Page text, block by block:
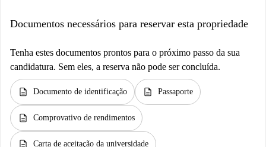
Documentos necessários para reservar esta propriedade
Tenha estes documentos prontos para o próximo passo da sua
candidatura. Sem eles, a reserva não pode ser concluída.
description Documento de identificação description Passaporte
description Comprovativo de rendimentos
description Carta de aceitação da universidade